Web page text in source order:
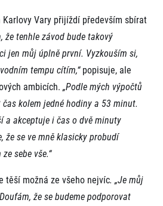
RunCzech s.r.o.
Vary přijíždí především sbírat
že tenhle závod bude takový
jen můj úplně první. Vyzkouším si,
tempu cítím,“popisuje, ale
ambicích. „Podle mých výpočtů
kolem jedné hodiny a 53 minut.
a akceptuje i čas o dvě minuty
že se ve mně klasicky probudí
sebe vše.“
těší možná ze všeho nejvíc. „Je můj
že se budeme podporovat